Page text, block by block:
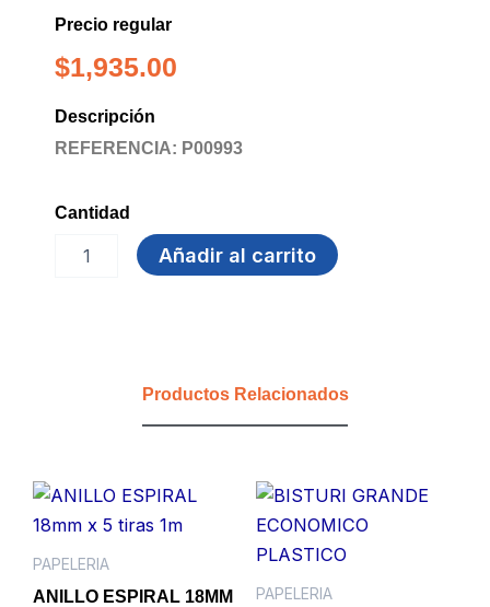
Precio regular
$1,935.00
Descripción
REFERENCIA: P00993
Cantidad
GRADUADO
Añadir al carrito
Productos Relacionados
PAPELERIA
ANILLO ESPIRAL 18MM
PAPELERIA